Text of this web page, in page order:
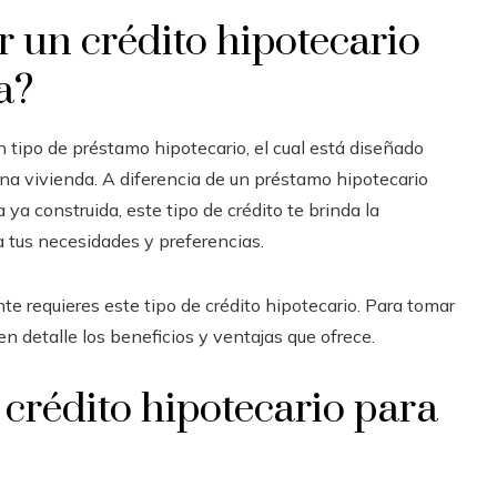
un crédito hipotecario
?
tipo de préstamo hipotecario, el cual está diseñado
vivienda. A diferencia de un préstamo hipotecario
construida, este tipo de crédito te brinda la
necesidades y preferencias.
requieres este tipo de crédito hipotecario. Para tomar
detalle los beneficios y ventajas que ofrece.
hipotecario para